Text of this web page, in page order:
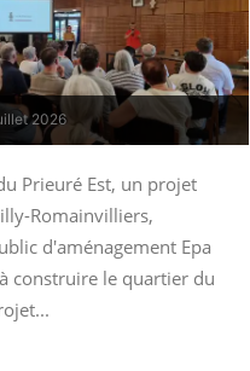
2026
Prieuré Est, un projet
Romainvilliers,
d'aménagement Epa
construire le quartier du